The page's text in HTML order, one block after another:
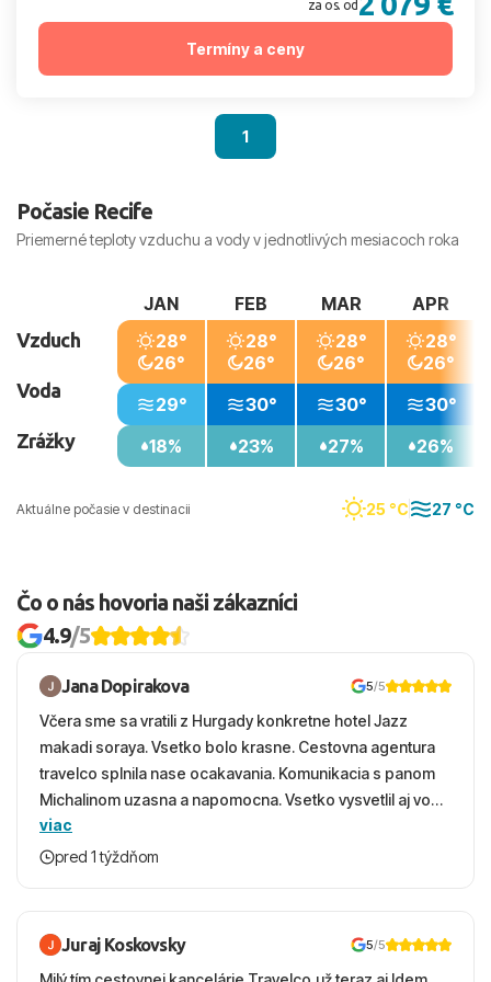
za os. od
Termíny a ceny
1
Počasie Recife
Priemerné teploty vzduchu a vody v jednotlivých mesiacoch roka
Aktuálne počasie v destinacii 25 °C 27 °C
Vzduch
Voda
Zrážky
JAN
28°
26°
29°
18%
FEB
28°
26°
30°
23%
MAR
28°
26°
30°
27%
APR
28°
26°
30°
26%
Čo o nás hovoria naši zákazníci
4.9/5
Jana Dopirakova 5/5
Včera sme sa vratili z Hurgady konkretne hotel Jazz
makadi soraya. Vsetko bolo krasne. Cestovna agentura
travelco splnila nase ocakavania. Komunikacia s panom
Michalinom uzasna a napomocna. Vsetko vysvetlil aj vo
vecernych hodinach zaco sa ospravedlnujem. Hotel
krasny, cisty. Sluzby top. Strava, prostredie, more,
viac
pred 1 týždňom
Juraj Koskovsky 5/5